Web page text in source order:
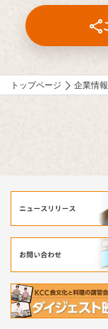
トップページ 企業情報